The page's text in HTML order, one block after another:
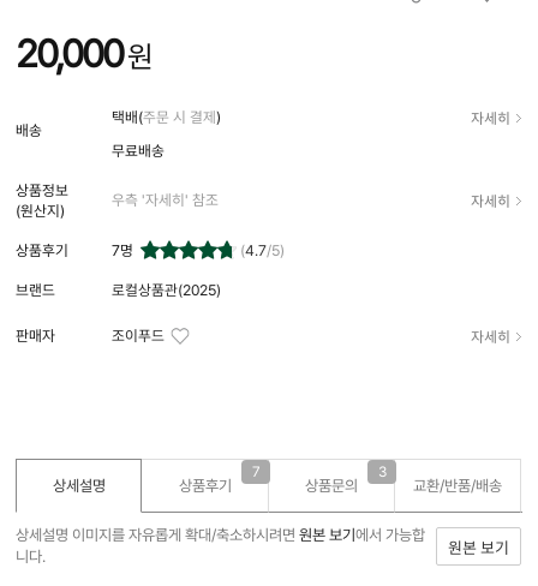
20,000원
배송
택배(주문 시 결제) 자세히
무료배송
상품정보
(원산지)
우측 '자세히' 참조 자세히
상품후기 7명 (4.7/5)
브랜드 로컬상품관(2025)
판매자 조이푸드 자세히
상세설명 상품후기
7
상품문의
3
교환/반품/배송
상세설명 이미지를 자유롭게 확대/축소하시려면원본 보기에서 가능합
니다.
원본 보기